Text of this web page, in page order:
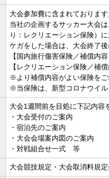
大会参加費に含まれております
当社の企画するサッカー大会
り：レクリエーション保険）に
ケガをした場合は、大会終了
【国内旅行傷害保険／補償内
【レクリエーション保険／補
※より補償内容がよい保険をご
※当保険は、新型コロナウイル
大会1週間前を目処に下記内容
・大会受付のご案内
・宿泊先のご案内
・大会会場案内図のご案内
・対戦組合せ一式 等
大会競技規定・大会取消料規